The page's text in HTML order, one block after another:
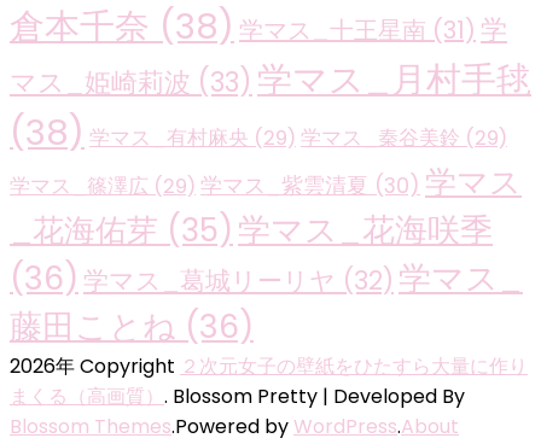
倉本千奈 (38) 学マス_十王星南 (31) 学
マス_姫崎莉波 (33) 学マス_月村手毬
(38) 学マス_有村麻央 (29) 学マス_秦谷美鈴 (29)
学マス_篠澤広 (29) 学マス_紫雲清夏 (30) 学マス
_花海佑芽 (35) 学マス_花海咲季
(36) 学マス_葛城リーリヤ (32) 学マス_
藤田ことね (36)
2026年 Copyright ２次元女子の壁紙をひたすら大量に作り
まくる（高画質） . Blossom Pretty | Developed By
Blossom Themes.Powered byWordPress.About